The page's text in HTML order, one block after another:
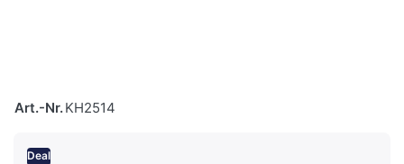
Art.-Nr.KH2514
Deal